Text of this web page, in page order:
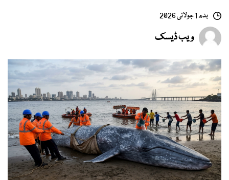
بدھ 1 جولائی 2026
ویب ڈیسک